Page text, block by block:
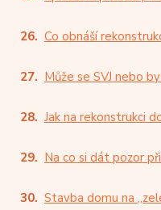
Co obnáší
Může se SVJ nebo
Jak na rekonstrukci
Na co si dát pozor
Stavba domu na